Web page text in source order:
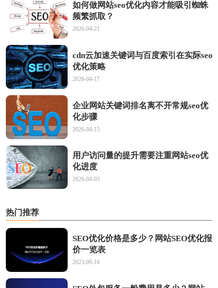
如何做网站seo优化内容才能吸引蜘蛛
频繁抓取？
2026-04-21
cdn云加速关键词与百度索引在实际seo
优化策略
2026-04-17
企业网站关键词排名离不开常规seo优
化步骤
2026-04-15
用户访问量的提升需要注重网站seo优
化进度
2026-04-03
热门推荐
SEO优化价格是多少？网站SEO优化报
价一览表
2023-09-16